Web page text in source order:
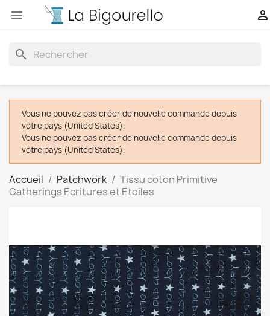
 
search
Vous ne pouvez pas créer de nouvelle commande depuis
votre pays (United States).
Vous ne pouvez pas créer de nouvelle commande depuis
votre pays (United States).
Accueil Patchwork
Tissu coton Primitive
Gatherings Ecritures et Etoiles